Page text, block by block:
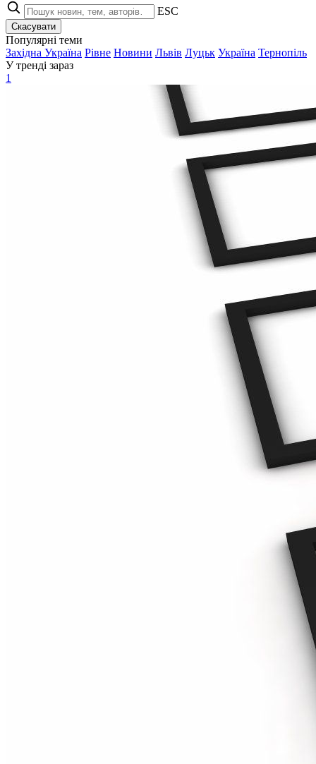
ESC
Скасувати
Популярні теми
Західна Україна Рівне Новини Львів Луцьк Україна Тернопіль
У тренді зараз
1